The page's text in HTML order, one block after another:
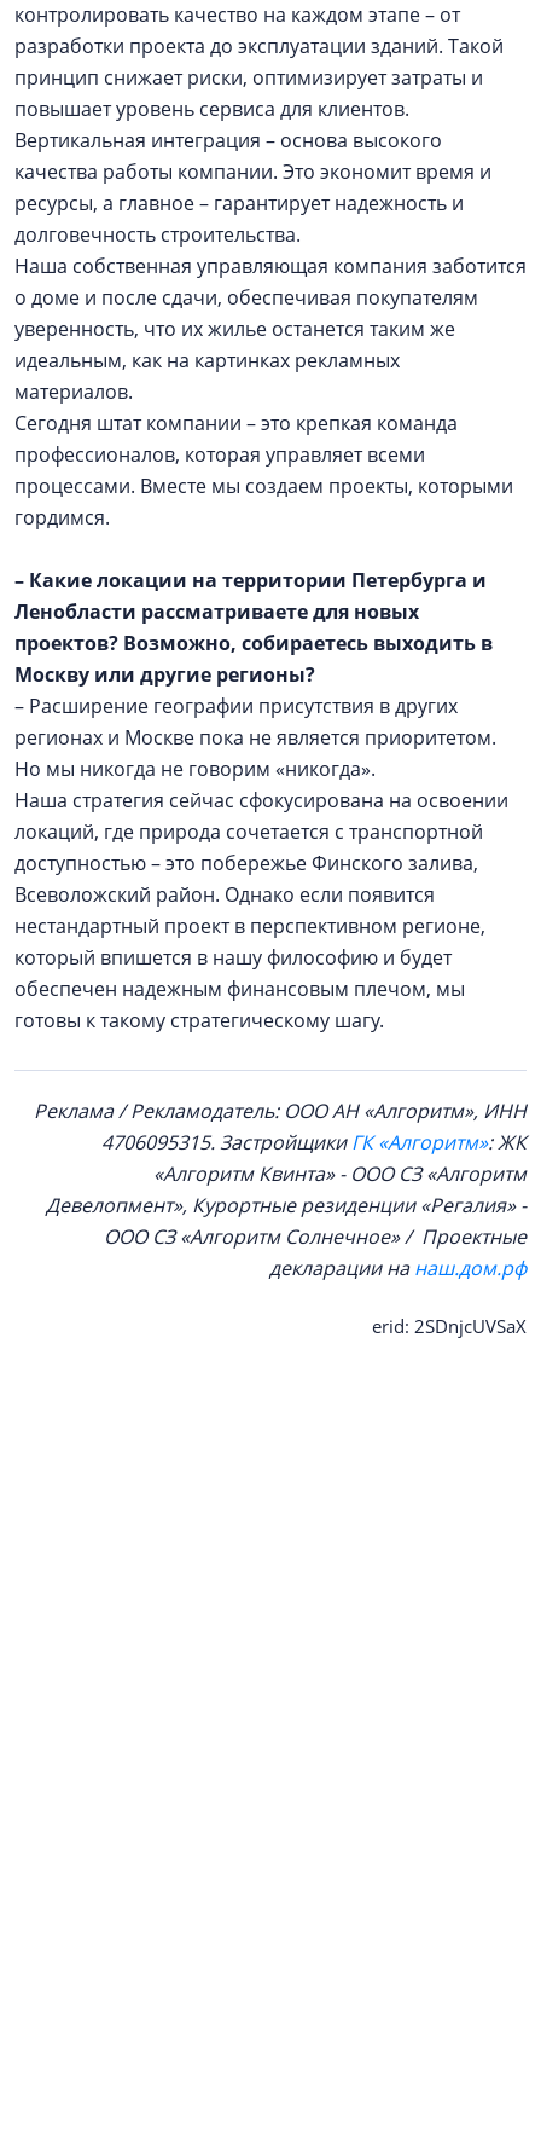
контролировать качество на каждом этапе – от
разработки проекта до эксплуатации зданий. Такой
принцип снижает риски, оптимизирует затраты и
повышает уровень сервиса для клиентов.
Вертикальная интеграция – основа высокого
качества работы компании. Это экономит время и
ресурсы, а главное – гарантирует надежность и
долговечность строительства.
Наша собственная управляющая компания заботится
о доме и после сдачи, обеспечивая покупателям
уверенность, что их жилье останется таким же
идеальным, как на картинках рекламных
материалов.
Сегодня штат компании – это крепкая команда
профессионалов, которая управляет всеми
процессами. Вместе мы создаем проекты, которыми
гордимся.
– Какие локации на территории Петербурга и
Ленобласти рассматриваете для новых
проектов? Возможно, собираетесь выходить в
Москву или другие регионы?
– Расширение географии присутствия в других
регионах и Москве пока не является приоритетом.
Но мы никогда не говорим «никогда».
Наша стратегия сейчас сфокусирована на освоении
локаций, где природа сочетается с транспортной
доступностью – это побережье Финского залива,
Всеволожский район. Однако если появится
нестандартный проект в перспективном регионе,
который впишется в нашу философию и будет
обеспечен надежным финансовым плечом, мы
готовы к такому стратегическому шагу.
Реклама / Рекламодатель: ООО АН «Алгоритм», ИНН
4706095315. ЗастройщикиГК «Алгоритм»: ЖК
«Алгоритм Квинта» - ООО СЗ «Алгоритм
Девелопмент», Курортные резиденции «Регалия» -
ООО СЗ «Алгоритм Солнечное» / Проектные
декларации нанаш.дом.рф
erid: 2SDnjcUVSaX